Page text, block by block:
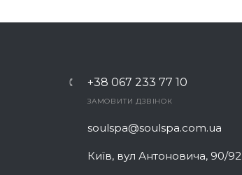
+38 067 233 77 10
ЗАМОВИТИ ДЗВІНОК
soulspa@soulspa.com.ua
Київ, вул Антоновича, 90/92